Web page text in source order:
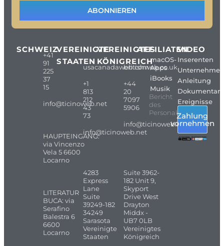
ABONNIEREN
SCHWEIZ
+41
91
225
37
15
info@ticinoweb.net
HAUPTEINGANG:
via Vincenzo
Vela 5 6600
Locarno
LITERATUR
BUCA: via
Serafino
Balestra 6
6600
Locarno
VEREINIGTE
STAATEN
usacanadaweb.com
+1
813
212
43
73
info@ticinoweb.net
4283
Express
Lane
Suite
39249-182
34249
Sarasota
Vereinigte
Staaten
VEREINIGTES
KÖNIGREICH
britishweb.co.uk
+44
20
7097
5906
info@ticinoweb.net
Suite 3962-
182 Unit 9,
Skyport
Drive West
Drayton
Middx -
UB7 0LB
Vereinigtes
Königreich
AFFILIATEN
macOS-
Apps
iBooks
Musik
Bericht
des
Personals
VIDEO
Inserenten
Unternehmen
Anleitung
Ereignisse
Zahlung
vornehmen